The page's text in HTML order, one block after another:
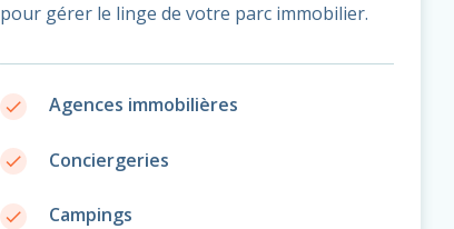
pour gérer le linge de votre parc immobilier.
done Agences immobilières
done Conciergeries
done Campings